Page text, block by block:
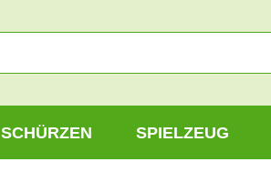
SCHÜRZEN SPIELZEUG